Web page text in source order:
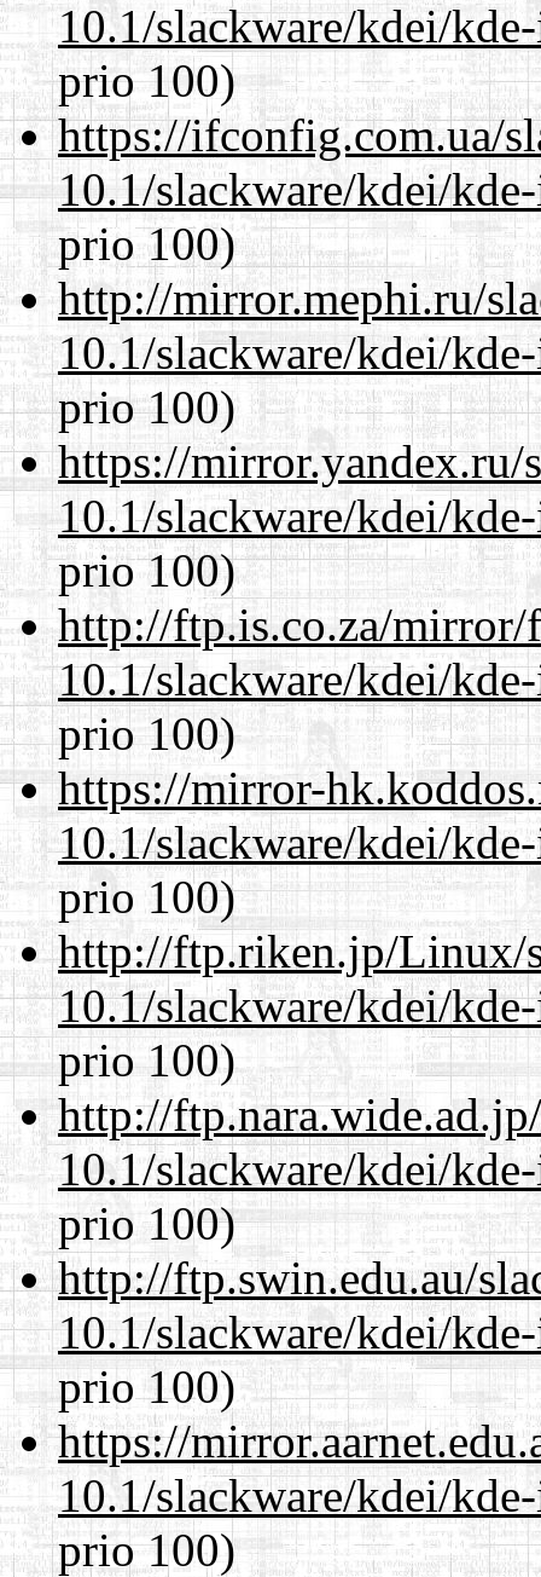
10.1/slackware/kdei/
prio 100)
https://ifconfig.com.ua/
10.1/slackware/kdei/
prio 100)
http://mirror.mephi.ru/
10.1/slackware/kdei/
prio 100)
https://mirror.yandex.ru/
10.1/slackware/kdei/
prio 100)
http://ftp.is.co.za/mirror/
10.1/slackware/kdei/
prio 100)
https://mirror-
10.1/slackware/kdei/
prio 100)
http://ftp.riken.jp/Linux/
10.1/slackware/kdei/
prio 100)
http://
10.1/slackware/kdei/
prio 100)
http://ftp.swin.edu.au/
10.1/slackware/kdei/
prio 100)
https://
10.1/slackware/kdei/
prio 100)